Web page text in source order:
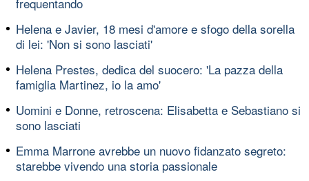
Helena e Javier, 18 mesi d'amore e sfogo della sorella
di lei: 'Non si sono lasciati'
Helena Prestes, dedica del suocero: 'La pazza della
famiglia Martinez, io la amo'
Uomini e Donne, retroscena: Elisabetta e Sebastiano si
sono lasciati
Emma Marrone avrebbe un nuovo fidanzato segreto:
starebbe vivendo una storia passionale